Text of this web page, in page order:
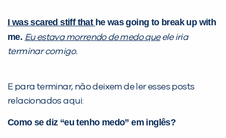
I was scared stiff that he was going to break up with
me. Eu estava morrendo de medo queele iria
terminar comigo.
E para terminar, não deixem de ler esses posts
relacionados aqui:
Como se diz “eu tenho medo” em inglês?